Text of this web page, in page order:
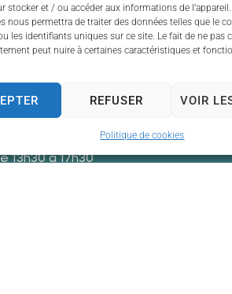
stocker et / ou accéder aux informations de
nous permettra de traiter des données telles que le
les identifiants uniques sur ce site. Le fait de ne pas
peut nuire à certaines caractéristiques et
REFUSER VOIR
Politique de cookies
à 17h30
13h30 à 17h30